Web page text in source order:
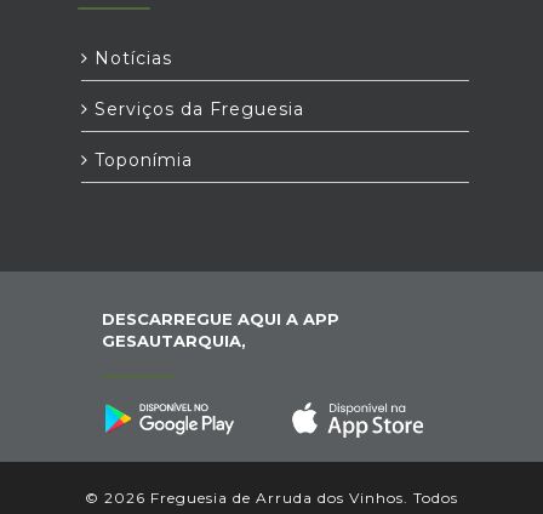
Notícias
Serviços da Freguesia
Toponímia
DESCARREGUE AQUI A APP
GESAUTARQUIA,
© 2026 Freguesia de Arruda dos Vinhos. Todos